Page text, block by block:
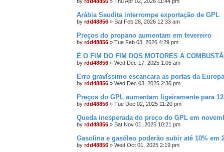
Arábia Saudita interrompe exportação de GPL
by rdd48856 » Sat Feb 28, 2026 12:33 am
Preços do propano aumentam em fevereiro
by rdd48856 » Tue Feb 03, 2026 4:29 pm
É O FIM DO FIM DOS MOTORES A
by rdd48856 » Wed Dec 17, 2025 1:05 am
Erro gravíssimo escancara as portas da
by rdd48856 » Wed Dec 03, 2025 2:36 pm
Preços do GPL aumentam ligeiramente para
by rdd48856 » Tue Dec 02, 2025 11:20 pm
Queda inesperada do preço do GPL em
by rdd48856 » Sat Nov 01, 2025 10:21 pm
Gasolina e gasóleo poderão subir até 10% em
by rdd48856 » Wed Oct 01, 2025 2:19 pm